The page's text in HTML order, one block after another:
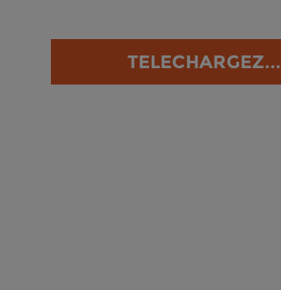
TELECHARGEZ...